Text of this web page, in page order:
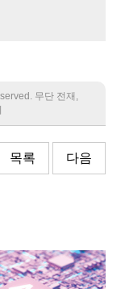
무단 전재,
목록 다음